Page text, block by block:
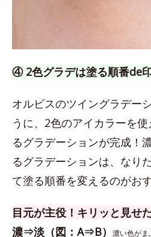
④ 2色グラデは塗る順番de
オルビスのツイングラデー
うに、2色のアイカラーを
るグラデーションが完成！
るグラデーションは、なり
て塗る順番を変えるのがお
目元が主役！キリッと見せ
濃⇒淡（図：A⇒B）
濃い色がま